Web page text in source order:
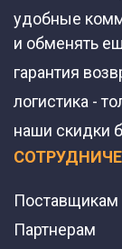
удобные
и обменять
гарантия
логистика -
наши скидки
Поставщикам
Партнерам